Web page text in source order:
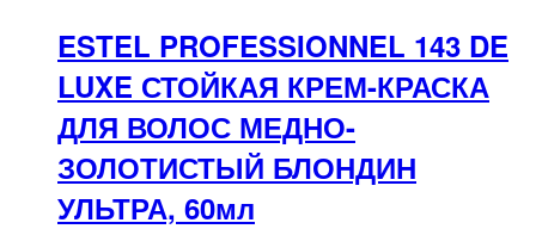
ESTEL PROFESSIONNEL 143 DE
LUXE СТОЙКАЯ КРЕМ-КРАСКА
ДЛЯ ВОЛОС МЕДНО-
ЗОЛОТИСТЫЙ БЛОНДИН
УЛЬТРА, 60мл